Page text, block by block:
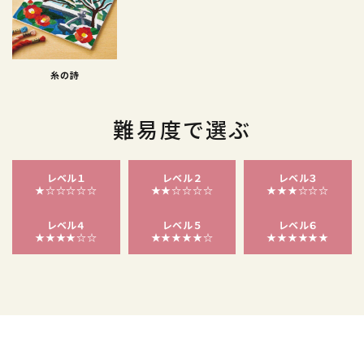
糸の詩
難易度で選ぶ
レベル１
★☆☆☆☆☆
レベル２
★★☆☆☆☆
レベル３
★★★☆☆☆
レベル４
★★★★☆☆
レベル５
★★★★★☆
レベル６
★★★★★★